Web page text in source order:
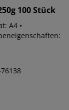
100 Stück
A4 •